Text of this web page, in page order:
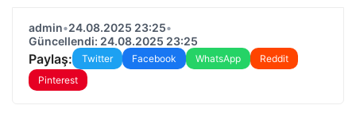
admin•24.08.2025 23:25•
Güncellendi: 24.08.2025 23:25
Paylaş: Twitter Facebook WhatsApp
Reddit
Pinterest